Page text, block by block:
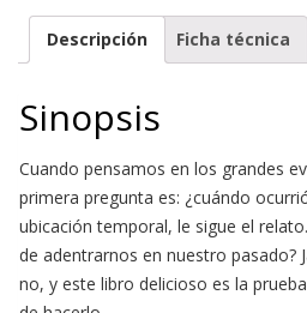
Descripción Ficha técnica
Sinopsis
Cuando pensamos en los grandes
primera pregunta es: ¿cuándo
ubicación temporal, le sigue el
de adentrarnos en nuestro pasado?
no, y este libro delicioso es la